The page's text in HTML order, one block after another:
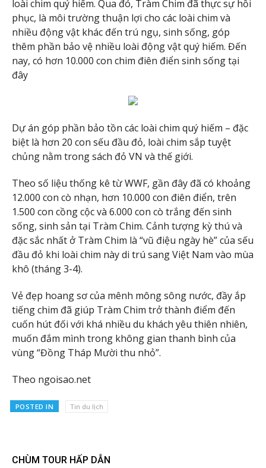
loài chim quý hiếm. Qua đó, Tràm Chim đã thực sự hồi
phục, là môi trường thuận lợi cho các loài chim và
nhiều động vật khác đến trú ngụ, sinh sống, góp
thêm phần bảo vệ nhiều loài động vật quý hiếm. Đến
nay, có hơn 10.000 con chim điên điển sinh sống tại
đây
Dự án góp phần bảo tồn các loài chim quý hiếm – đặc
biệt là hơn 20 con sếu đầu đỏ, loài chim sắp tuyệt
chủng nằm trong sách đỏ VN và thế giới.
Theo số liệu thống kê từ WWF, gần đây đã có khoảng
12.000 con cò nhạn, hơn 10.000 con điên điển, trên
1.500 con cồng cộc và 6.000 con cò trắng đến sinh
sống, sinh sản tại Tràm Chim. Cảnh tượng kỳ thú và
đặc sắc nhất ở Tràm Chim là “vũ điệu ngày hè” của sếu
đầu đỏ khi loài chim này di trú sang Việt Nam vào mùa
khô (tháng 3-4).
Vẻ đẹp hoang sơ của mênh mông sông nước, đầy ắp
tiếng chim đã giúp Tràm Chim trở thành điểm đến
cuốn hút đối với khá nhiều du khách yêu thiên nhiên,
muốn đắm mình trong không gian thanh bình của
vùng “Đồng Tháp Mười thu nhỏ”.
Theo ngoisao.net
POSTED IN Tin du lịch
CHÙM TOUR HẤP DẪN